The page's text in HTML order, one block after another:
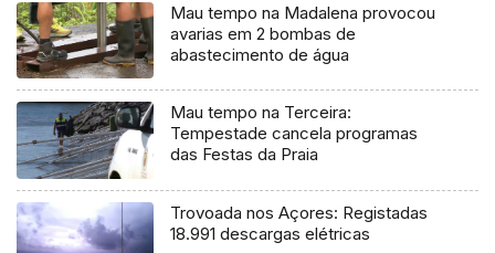
Mau tempo na Madalena provocou
avarias em 2 bombas de
abastecimento de água
Mau tempo na Terceira:
Tempestade cancela programas
das Festas da Praia
Trovoada nos Açores: Registadas
18.991 descargas elétricas